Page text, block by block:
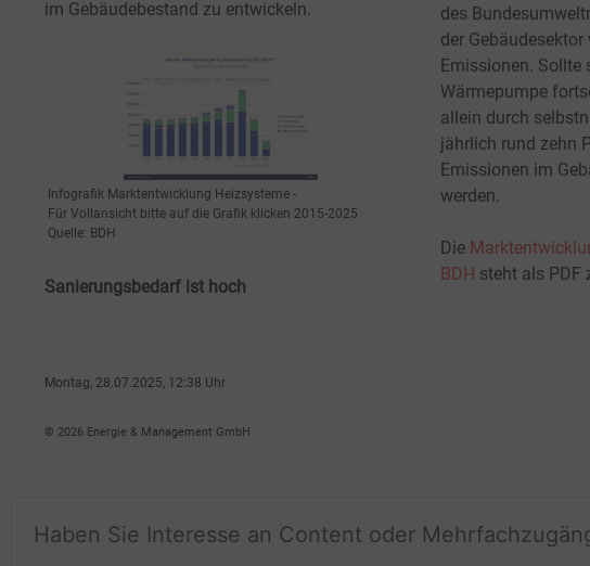
im Gebäudebestand zu entwickeln.
Infografik Marktentwicklung Heizsysteme -
Für Vollansicht bitte auf die Grafik klicken 2015-2025
Quelle: BDH
Sanierungsbedarf ist hoch
des
der
Emissionen. Sollte
Wärmepumpe
allein durch
jährlich rund zehn
Emissionen im
werden.
Die
BDH steht als PDF
Montag, 28.07.2025, 12:38 Uhr
© 2026 Energie & Management GmbH
Haben Sie Interesse an Content oder